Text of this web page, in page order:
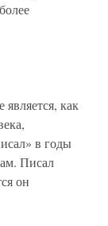
как
в годы
Писал
он